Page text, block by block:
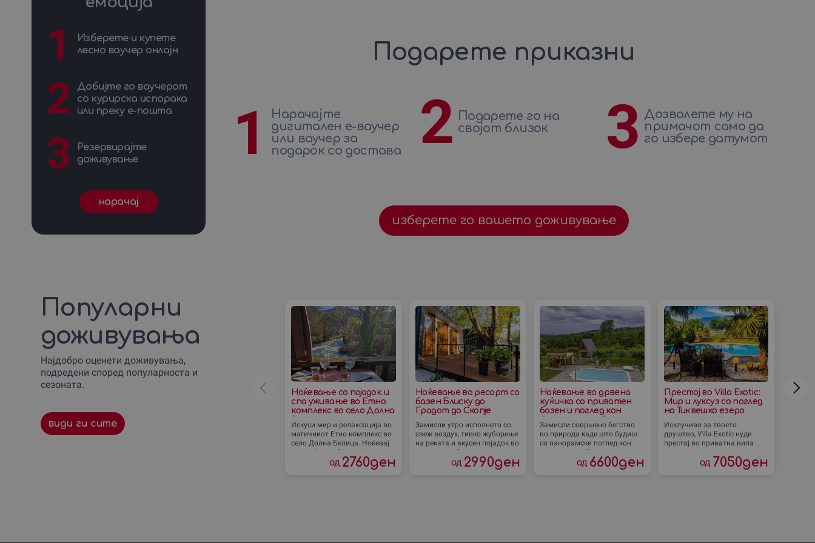
Забава на брод
Изнајмување на јахта
Кајак
Картинг
Лет со едрилица
Лет со моторен параглајдер
Лет со параглајдер
Моторен чамец за изнајмување
Нуркачка авантура
Оff-road возење со џип
Пеинтбол
Планинарење
1
Планински доживувања
Сликање и вино
Спортско и екстремно возење
Стрелање
Училиште за скијање и
сноубординг
Час по пилотирање на авион
1
Изберете и купете
лесно ваучер онлајн
2
Добијте го ваучерот
со курирска испорака
или преку е-пошта
3
Резервирајте
доживување
нарачаj
Подарете приказни
1
Нарачајте
дигитален е-ваучер
или ваучер за
подарок со достава
2 Подарете го на
својот близок
3 Дозволете му на
примачот само да
го избере датумот
изберете го вашето доживување
Популарни
доживувања
Најдобро оценети доживувања,
подредени според популарноста и
сезоната.
види ги сите
Ноќевање со појадок и
спа уживање во Етно
комплекс во село Долна
Белица
Искуси мир и релаксација во
магичниот Етно комплекс во
село Долна Белица. Ноќевај
во удобна соба со појадок,
користи го спа центар и
од 2760ден
Ноќевање во ресорт со
базен Блиску до
Градот до Скопjе
Замисли утро исполнето со
свеж воздух, тивко жуборење
на реката и вкусен појадок во
природата. Во ресортот
„Блиску до Градот“ со базен,
од 2990ден
Ноќевање во дрвена
куќичка со приватен
базен и поглед кон
Осоговските Планини
(Македонска Каменица)
Замисли совршено бегство
во природа каде што будиш
со панорамски поглед кон
прекрасните Осоговски
планини. Те чека целосна
од 6600ден
Престој во Villa Exotic:
Мир и луксуз со поглед
на Тиквешко езеро
Исклучиво за твоето
друштво, Villa Exotic нуди
престој во приватна вила
величествен поглед кон
од 7050ден